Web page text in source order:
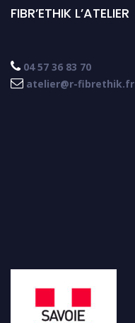
FIBR’ETHIK L’ATELIER
 04 57 36 83 70
 atelier@r-fibrethik.fr